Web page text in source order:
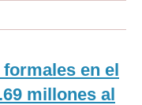
en el
millones al